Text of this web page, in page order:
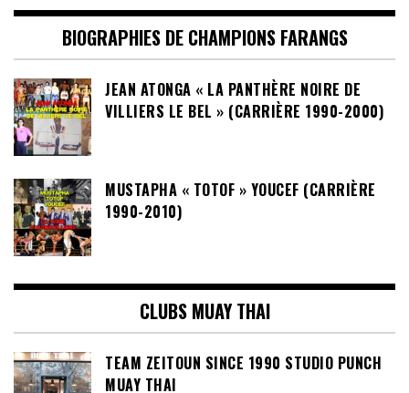
BIOGRAPHIES DE CHAMPIONS FARANGS
JEAN ATONGA « LA PANTHÈRE NOIRE DE
VILLIERS LE BEL » (CARRIÈRE 1990-2000)
MUSTAPHA « TOTOF » YOUCEF (CARRIÈRE
1990-2010)
CLUBS MUAY THAI
TEAM ZEITOUN SINCE 1990 STUDIO PUNCH
MUAY THAI